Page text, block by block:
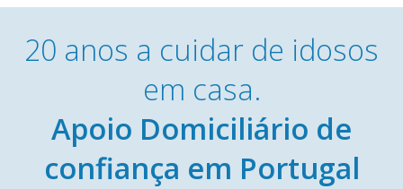
20 anos a cuidar de idosos
em casa.
Apoio Domiciliário de
confiança em Portugal